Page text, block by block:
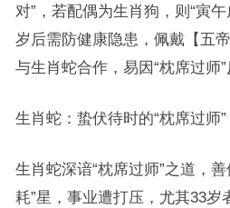
对”，若配偶为生肖狗，则“寅
岁后需防健康隐患，佩戴【五
与生肖蛇合作，易因“枕席过师”
生肖蛇：蛰伏待时的“枕席过师”
生肖蛇深谙“枕席过师”之道，
耗”星，事业遭打压，尤其33岁